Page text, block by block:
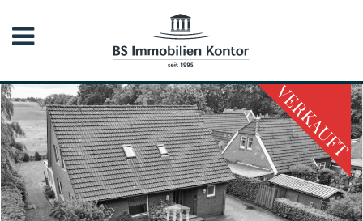
VERKAUFT